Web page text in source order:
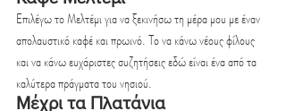
Επιλέγω το Μελτέμι για να ξεκινήσω τη μέρα μου με έναν
απολαυστικό καφέ και πρωινό. Το να κάνω νέους φίλους
και να κάνω ευχάριστες συζητήσεις εδώ είναι ένα από τα
καλύτερα πράγματα του νησιού.
Μέχρι τα Πλατάνια